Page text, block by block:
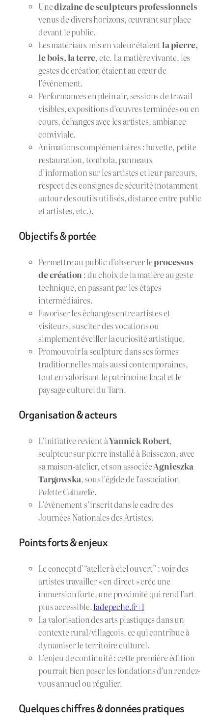
Unedizaine de sculpteurs professionnels
venus de divers horizons, œuvrant sur place
devant le public.
Les matériaux mis en valeur étaientla pierre,
le bois, la terre, etc. La matière vivante, les
gestes de création étaient au cœur de
l’événement.
Performances en plein air, sessions de travail
visibles, expositions d’œuvres terminées ou en
cours, échanges avec les artistes, ambiance
conviviale.
Animations complémentaires : buvette, petite
restauration, tombola, panneaux
d’information sur les artistes et leur parcours,
respect des consignes de sécurité (notamment
autour des outils utilisés, distance entre public
et artistes, etc.).
Objectifs & portée
Permettre au public d’observer leprocessus
de création : du choix de la matière au geste
technique, en passant par les étapes
intermédiaires.
Favoriser les échanges entre artistes et
visiteurs, susciter des vocations ou
simplement éveiller la curiosité artistique.
Promouvoir la sculpture dans ses formes
traditionnelles mais aussi contemporaines,
tout en valorisant le patrimoine local et le
paysage culturel du Tarn.
Organisation & acteurs
L’initiative revient àYannick Robert,
sculpteur sur pierre installé à Boissezon, avec
sa maison-atelier, et son associéeAgnieszka
Targowska, sous l’égide de l’association
Palette Culturelle.
L’évènement s’inscrit dans le cadre des
Journées Nationales des Artistes.
Points forts & enjeux
Le concept d’“atelier à ciel ouvert” : voir des
artistes travailler « en direct » crée une
immersion forte, une proximité qui rend l’art
plus accessible.ladepeche.fr+1
La valorisation des arts plastiques dans un
contexte rural/villageois, ce qui contribue à
dynamiser le territoire culturel.
L’enjeu de continuité : cette première édition
pourrait bien poser les fondations d’un rendez-
vous annuel ou régulier.
Quelques chiffres & données pratiques